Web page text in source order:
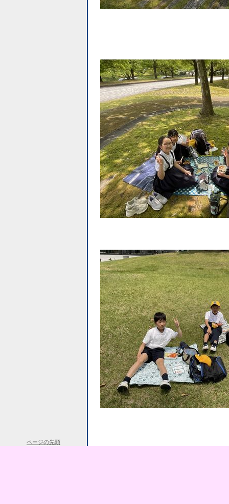
ページの先頭